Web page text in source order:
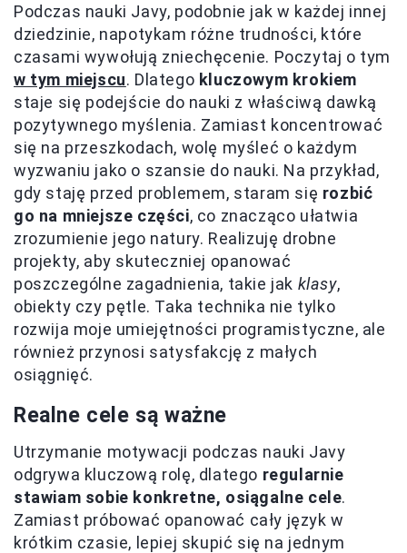
Podczas nauki Javy, podobnie jak w każdej innej
dziedzinie, napotykam różne trudności, które
czasami wywołują zniechęcenie. Poczytaj o tym
w tym miejscu. Dlatego kluczowym krokiem
staje się podejście do nauki z właściwą dawką
pozytywnego myślenia. Zamiast koncentrować
się na przeszkodach, wolę myśleć o każdym
wyzwaniu jako o szansie do nauki. Na przykład,
gdy staję przed problemem, staram się rozbić
go na mniejsze części, co znacząco ułatwia
zrozumienie jego natury. Realizuję drobne
projekty, aby skuteczniej opanować
poszczególne zagadnienia, takie jak klasy,
obiekty czy pętle. Taka technika nie tylko
rozwija moje umiejętności programistyczne, ale
również przynosi satysfakcję z małych
osiągnięć.
Realne cele są ważne
Utrzymanie motywacji podczas nauki Javy
odgrywa kluczową rolę, dlatego regularnie
stawiam sobie konkretne, osiągalne cele.
Zamiast próbować opanować cały język w
krótkim czasie, lepiej skupić się na jednym